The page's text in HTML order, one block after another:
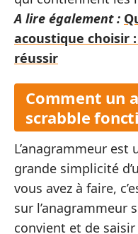
A lire également :
acoustique choisir
réussir
Comment un
scrabble
L’anagrammeur
grande simplicité
vous avez à faire,
sur l’anagrammeur
convient et de